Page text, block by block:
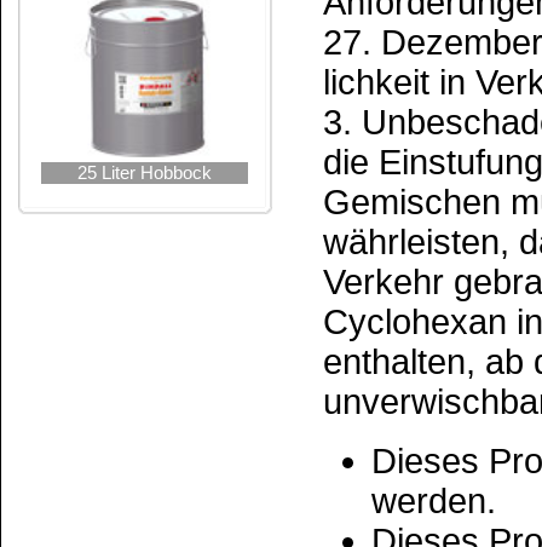
n-Hexan
Cyclohexan
Benzol
Aceton
Ethylacetat
Pflichtangabe:
Webseite der
Hier finden Sie
Tabelle der
INCI-
des
CAS-Nummern